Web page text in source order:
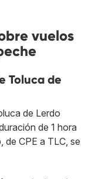
vuelos
Toluca de
de Lerdo
de 1 hora
de CPE a TLC, se